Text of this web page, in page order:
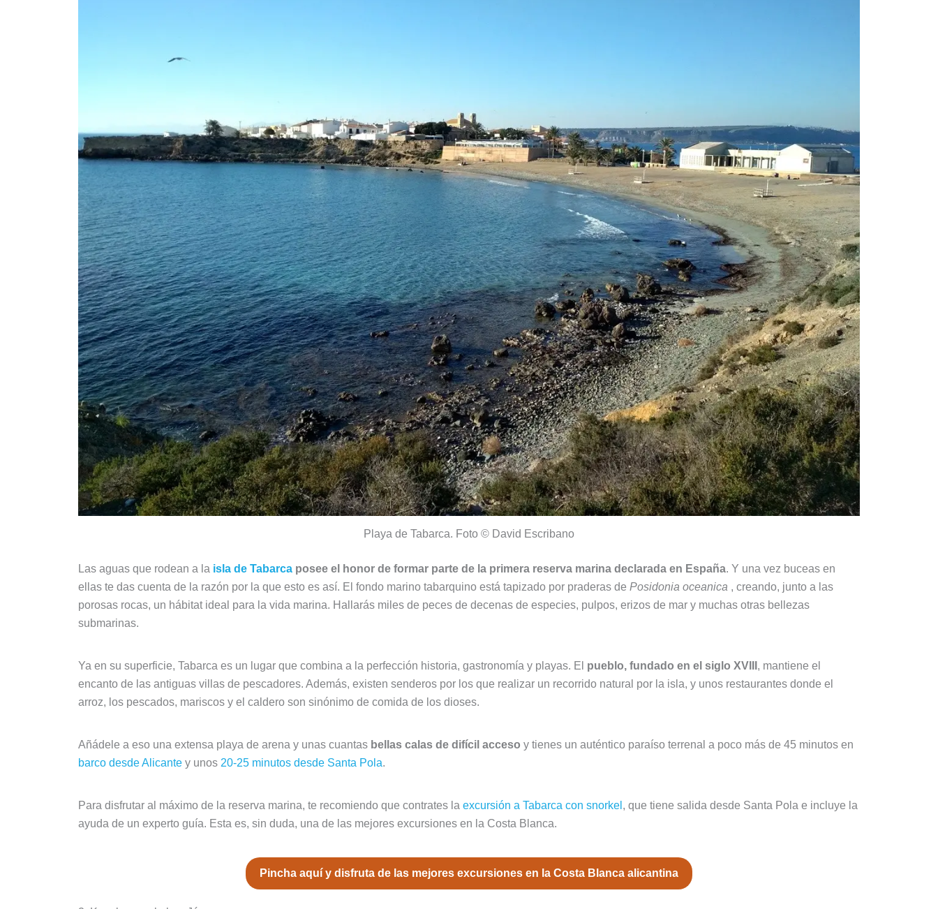
Playa de Tabarca. Foto © David Escribano
Las aguas que rodean a la isla de Tabarca posee el honor de formar parte de la primera reserva marina declarada en España. Y una vez buceas en
ellas te das cuenta de la razón por la que esto es así. El fondo marino tabarquino está tapizado por praderas de Posidonia oceanica , creando, junto a las
porosas rocas, un hábitat ideal para la vida marina. Hallarás miles de peces de decenas de especies, pulpos, erizos de mar y muchas otras bellezas
submarinas.
Ya en su superficie, Tabarca es un lugar que combina a la perfección historia, gastronomía y playas. El pueblo, fundado en el siglo XVIII , mantiene el
encanto de las antiguas villas de pescadores. Además, existen senderos por los que realizar un recorrido natural por la isla, y unos restaurantes donde el
arroz, los pescados, mariscos y el caldero son sinónimo de comida de los dioses.
Añádele a eso una extensa playa de arena y unas cuantas bellas calas de difícil acceso y tienes un auténtico paraíso terrenal a poco más de 45 minutos en
barco desde Alicante y unos 20-25 minutos desde Santa Pola.
Para disfrutar al máximo de la reserva marina, te recomiendo que contrates la excursión a Tabarca con snorkel , que tiene salida desde Santa Pola e incluye la
ayuda de un experto guía. Esta es, sin duda, una de las mejores excursiones en la Costa Blanca.
Pincha aquí y disfruta de las mejores excursiones en la Costa Blanca alicantina